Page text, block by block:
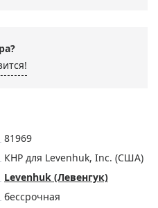
81969
КНР для Levenhuk, Inc. (США)
Levenhuk (Левенгук)
бессрочная